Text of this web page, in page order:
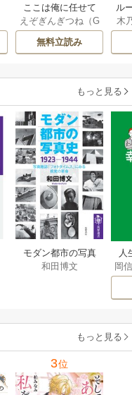
ここは俺に任せて
先に行けと言って
から10年がたった
ら伝説になってい
えぞぎんぎつね（G
Aノベル／SBクリ
エイティブ刊）
eCHA
無料立読み
ル
令
木
もっと見る
モダン都市の写真
史 1923－1944
和田博文
人
教
岡
もっと見る
3位